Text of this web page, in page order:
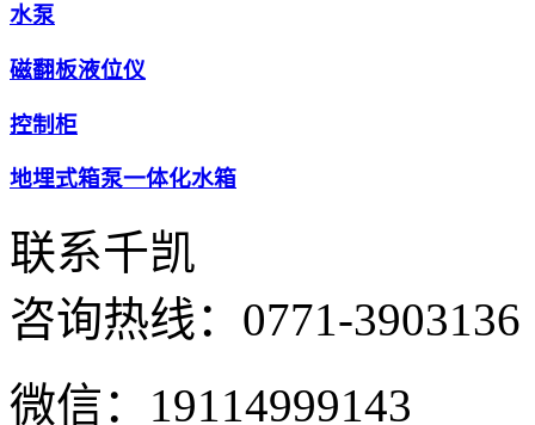
水泵
磁翻板液位仪
控制柜
地埋式箱泵一体化水箱
联系千凯
咨询热线： 0771-3903136
微信：19114999143